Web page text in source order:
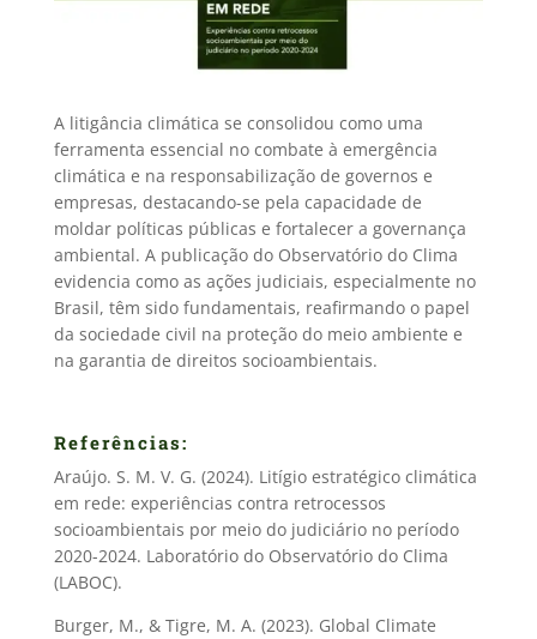
A litigância climática se consolidou como uma
ferramenta essencial no combate à emergência
climática e na responsabilização de governos e
empresas, destacando-se pela capacidade de
moldar políticas públicas e fortalecer a governança
ambiental. A publicação do Observatório do Clima
evidencia como as ações judiciais, especialmente no
Brasil, têm sido fundamentais, reafirmando o papel
da sociedade civil na proteção do meio ambiente e
na garantia de direitos socioambientais.
Referências:
Araújo. S. M. V. G. (2024). Litígio estratégico climática
em rede: experiências contra retrocessos
socioambientais por meio do judiciário no período
2020-2024. Laboratório do Observatório do Clima
(LABOC).
Burger, M., & Tigre, M. A. (2023). Global Climate